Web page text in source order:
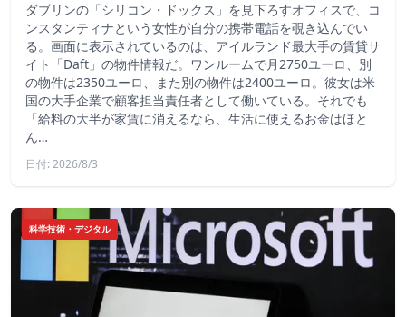
ダブリンの「シリコン・ドックス」を見下ろすオフィスで、コ
ンスタンティナという女性が自分の携帯電話を覗き込んでい
る。画面に表示されているのは、アイルランド最大手の賃貸サ
イト「Daft」の物件情報だ。ワンルームで月2750ユーロ、別
の物件は2350ユーロ、また別の物件は2400ユーロ。彼女は米
国の大手企業で顧客担当責任者として働いている。それでも
「給料の大半が家賃に消えるなら、生活に使えるお金はほと
ん…
日付: 2026/8/3
科学技術・デジタル